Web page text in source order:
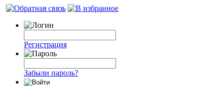
Регистрация
Забыли пароль?